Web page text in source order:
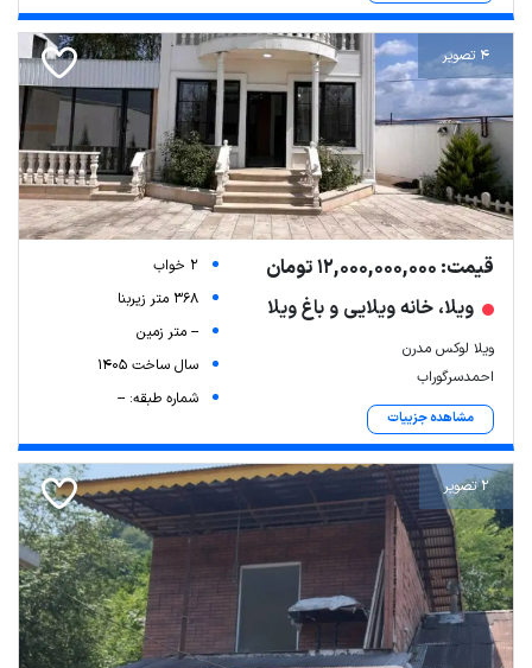
4 تصویر
قیمت: 12,000,000,000 تومان
ویلا، خانه ویلایی و باغ ویلا
ویلا لوکس مدرن
احمدسرگوراب
مشاهده جزییات
2 خواب
368 متر زیربنا
-- متر زمین
سال ساخت 1405
شماره طبقه: --
2 تصویر